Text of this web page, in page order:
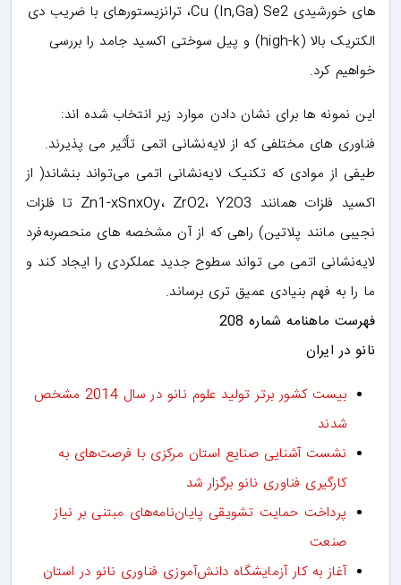
های خورشیدی Cu (In,Ga) Se2، ترانزیستورهای با ضریب دی
الکتریک بالا (high-k) و پیل سوختی اکسید جامد را بررسی
خواهیم کرد.
این نمونه ها برای نشان دادن موارد زیر انتخاب شده اند:
فناوری های مختلفی که از لایه‌نشانی اتمی تأثیر می پذیرند.
طیفی از موادی که تکنیک لایه‌نشانی اتمی می‌تواند بنشاند( از
اکسید فلزات همانند Zn1-xSnxOy، ZrO2، Y2O3 تا فلزات
نجیبی مانند پلاتین) راهی که از آن مشخصه های منحصربه‌فرد
لایه‌نشانی اتمی می تواند سطوح جدید عملکردی را ایجاد کند و
ما را به فهم بنیادی عمیق تری برساند.
فهرست ماهنامه شماره 208
نانو در ایران
بیست کشور برتر تولید علوم نانو در سال 2014 مشخص
شدند
نشست آشنایی صنایع استان مرکزی با فرصت‌های به
کارگیری فناوری نانو برگزار شد
پرداخت حمایت تشویقی پایان‌نامه‌های مبتنی بر نیاز
صنعت
آغاز به کار آزمایشگاه دانش‌آموزی فناوری نانو در استان